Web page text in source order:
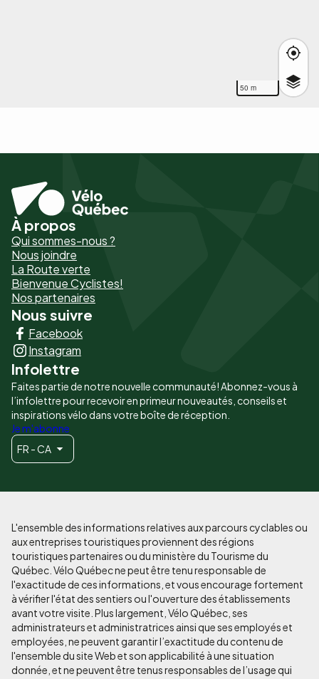
50 m
Pied
de
page
-
Liens
principaux
À propos
Qui sommes-nous ?
Nous joindre
La Route verte
Bienvenue Cyclistes!
Nos partenaires
Nous suivre
Facebook
Instagram
Infolettre
Faites partie de notre nouvelle communauté! Abonnez-vous à
l’infolettre pour recevoir en primeur nouveautés, conseils et
inspirations vélo dans votre boîte de réception.
Je m'abonne
FR - CA
L'ensemble des informations relatives aux parcours cyclables ou
aux entreprises touristiques proviennent des régions
touristiques partenaires ou du ministère du Tourisme du
Québec. Vélo Québec ne peut être tenu responsable de
l'exactitude de ces informations, et vous encourage fortement
à vérifier l'état des sentiers ou l'ouverture des établissements
avant votre visite. Plus largement, Vélo Québec, ses
administrateurs et administratrices ainsi que ses employés et
employées, ne peuvent garantir l’exactitude du contenu de
l'ensemble du site Web et son applicabilité à une situation
donnée, et ne peuvent être tenus responsables de l’usage qui